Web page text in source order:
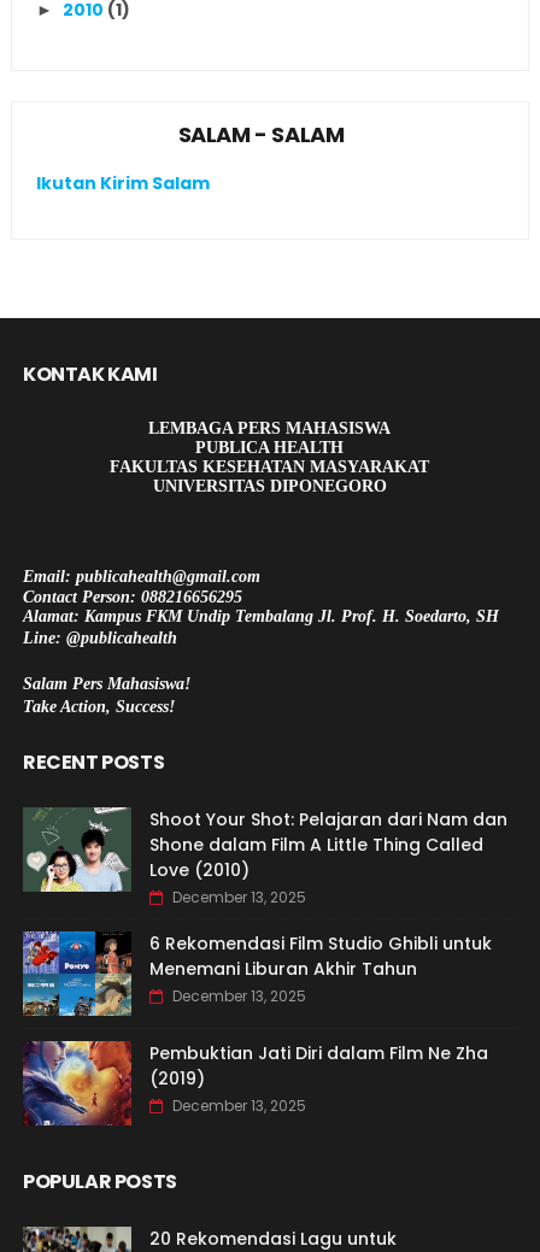
► 2010 (1)
SALAM - SALAM
Ikutan Kirim Salam
KONTAK KAMI
LEMBAGA PERS MAHASISWA
PUBLICA HEALTH
FAKULTAS KESEHATAN MASYARAKAT
UNIVERSITAS DIPONEGORO
Email: publicahealth@gmail.com
Contact Person: 088216656295
Alamat: Kampus FKM Undip Tembalang Jl. Prof. H. Soedarto, SH
Line: @publicahealth
Salam Pers Mahasiswa!
Take Action, Success!
RECENT POSTS
Shoot Your Shot: Pelajaran dari Nam dan
Shone dalam Film A Little Thing Called
Love (2010)
December 13, 2025
6 Rekomendasi Film Studio Ghibli untuk
Menemani Liburan Akhir Tahun
December 13, 2025
Pembuktian Jati Diri dalam Film Ne Zha
(2019)
December 13, 2025
POPULAR POSTS
20 Rekomendasi Lagu untuk